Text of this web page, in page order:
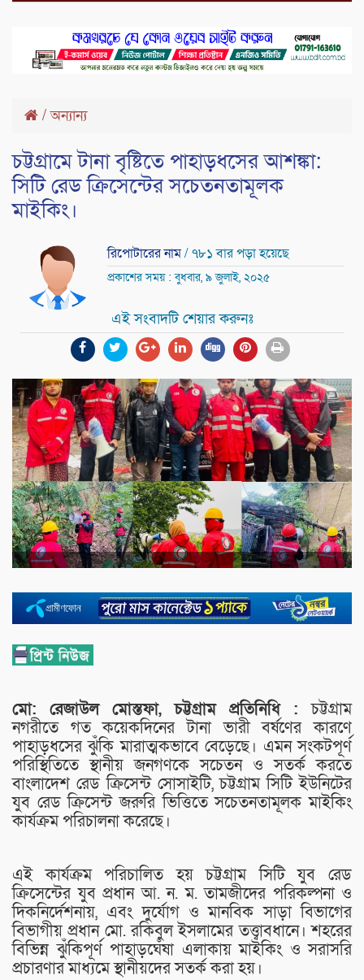
/অন্যান্য
চট্টগ্রামে টানা বৃষ্টিতে পাহাড়ধসের আশঙ্কা:
সিটি রেড ক্রিসেন্টের সচেতনতামূলক
মাইকিং।
রিপোটারের নাম/ ৭৮১ বার পড়া হয়েছে
প্রকাশের সময় : বুধবার, ৯ জুলাই, ২০২৫
এই সংবাদটি শেয়ার করুনঃ
মো: রেজাউল মোস্তফা, চট্টগ্রাম প্রতিনিধি :চট্টগ্রাম
নগরীতে গত কয়েকদিনের টানা ভারী বর্ষণের কারণে
পাহাড়ধসের ঝুঁকি মারাত্মকভাবে বেড়েছে। এমন সংকটপূর্ণ
পরিস্থিতিতে স্থানীয় জনগণকে সচেতন ও সতর্ক করতে
বাংলাদেশ রেড ক্রিসেন্ট সোসাইটি, চট্টগ্রাম সিটি ইউনিটের
যুব রেড ক্রিসেন্ট জরুরি ভিত্তিতে সচেতনতামূলক মাইকিং
কার্যক্রম পরিচালনা করেছে।
এই কার্যক্রম পরিচালিত হয় চট্টগ্রাম সিটি যুব রেড
ক্রিসেন্টের যুব প্রধান আ. ন. ম. তামজীদের পরিকল্পনা ও
দিকনির্দেশনায়, এবং দুর্যোগ ও মানবিক সাড়া বিভাগের
বিভাগীয় প্রধান মো. রকিবুল ইসলামের তত্ত্বাবধানে। শহরের
বিভিন্ন ঝুঁকিপূর্ণ পাহাড়ঘেঁষা এলাকায় মাইকিং ও সরাসরি
প্রচারণার মাধ্যমে স্থানীয়দের সতর্ক করা হয়।